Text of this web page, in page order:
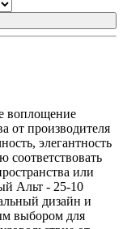
воплощение
от производителя
элегантность
соответствовать
или
Альт - 25-10
дизайн и
выбором для